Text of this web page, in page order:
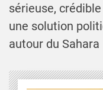
sérieuse,
une solution
autour du Sahara